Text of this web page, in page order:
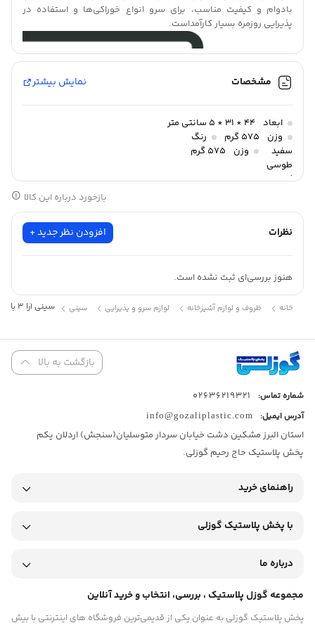
بادوام و کیفیت مناسب، برای سرو انواع خوراکی‌ها و استفاده در
پذیرایی روزمره بسیار کارآمداست.
مشخصاتسینی آرا 3 باران
عرض : 31سانتی متر
ارتفاع: 5سانتی متر
وزن : 575 گرم
برندبارانبا تولید انواع ظروف پلاستیکی آشپزخانه، محصولاتی باکیفیت،
آن‌ها برای همه آسان باشد.
سریع، مستقیم از پخش پلاستیک گوزلی تهیه کنید. و تجربه‌ای آسان و
مطمئن از خرید لوازم پلاستیکی آشپزخانه داشته باشید.
مشخصات نمایش بیشتر
ابعاد 44 * 31 * 5 سانتی متر
وزن
575 گرم
رنگ
سفید
طوسی
کرپ
وزن 575 گرم
بازخورد درباره این کالا
نظرات افزودن نظر جدید +
هنوز بررسی‌ای ثبت نشده است.
خانه ظروف و لوازم آشپزخانه لوازم سرو و پذیرایی سینی سینی آرا 3 باران
بازگشت به بالا
شماره تماس: 02636219321
آدرس ایمیل: info@gozaliplastic.com
استان البرز مشکین دشت خیابان سردار متوسلیان(سنجش) اردلان یکم
پخش پلاستیک حاج رحیم گوزلی.
راهنمای خرید
با پخش پلاستیک گوزلی
درباره ما
مجموعه گوزل پلاستیک ، بررسی، انتخاب و خرید آنلاین
پخش پلاستیک گوزلی به عنوان یکی از قدیمی‌ترین فروشگاه های اینترنتی با بیش